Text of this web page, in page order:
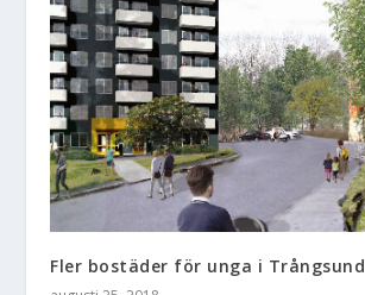
Fler bostäder för unga i Trångsund